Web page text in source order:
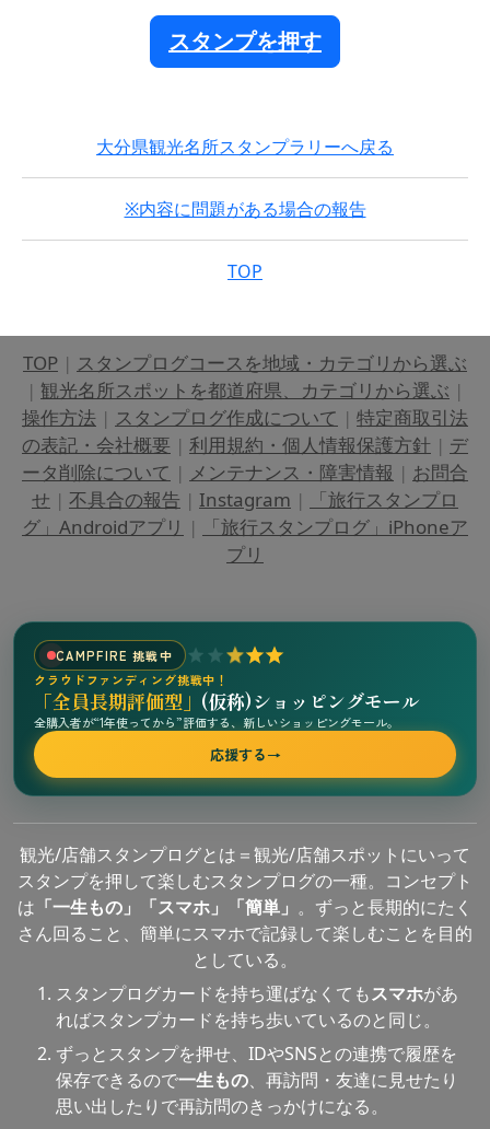
スタンプを押す
大分県観光名所スタンプラリーへ戻る
※内容に問題がある場合の報告
TOP
TOP | スタンプログコースを地域・カテゴリから選ぶ
| 観光名所スポットを都道府県、カテゴリから選ぶ |
操作方法 | スタンプログ作成について | 特定商取引法
の表記・会社概要 | 利用規約・個人情報保護方針 | デ
ータ削除について | メンテナンス・障害情報 | お問合
せ | 不具合の報告 | Instagram |
「旅行スタンプロ
グ」Androidアプリ |
「旅行スタンプログ」iPhoneア
プリ
CAMPFIRE 挑戦中
クラウドファンディング挑戦中！
「全員長期評価型」 (仮称)ショッピングモール
全購入者が“1年使ってから”評価する、新しいショッピングモール。
応援する→
観光/店舗スタンプログとは＝観光/店舗スポットにいって
スタンプを押して楽しむスタンプログの一種。コンセプト
は 「一生もの」「スマホ」「簡単」 。ずっと長期的にたく
さん回ること、簡単にスマホで記録して楽しむことを目的
としている。
スタンプログカードを持ち運ばなくてもスマホがあ
ればスタンプカードを持ち歩いているのと同じ。
ずっとスタンプを押せ、IDやSNSとの連携で履歴を
保存できるので一生もの、再訪問・友達に見せたり
思い出したりで再訪問のきっかけになる。